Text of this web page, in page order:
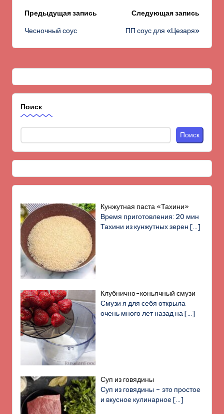
Навигация
записи
Предыдущая запись
Чесночный соус
Следующая запись
ПП соус для «Цезаря»
Поиск
Поиск
Кунжутная паста «Тахини»
Время приготовления: 20 мин
Тахини из кунжутных зерен[…]
Клубнично-коньячный смузи
Смузи я для себя открыла
очень много лет назад на[…]
Суп из говядины
Суп из говядины – это простое
и вкусное кулинарное[…]